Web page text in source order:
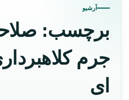
آرشیو
برچسب:
جرم
ای